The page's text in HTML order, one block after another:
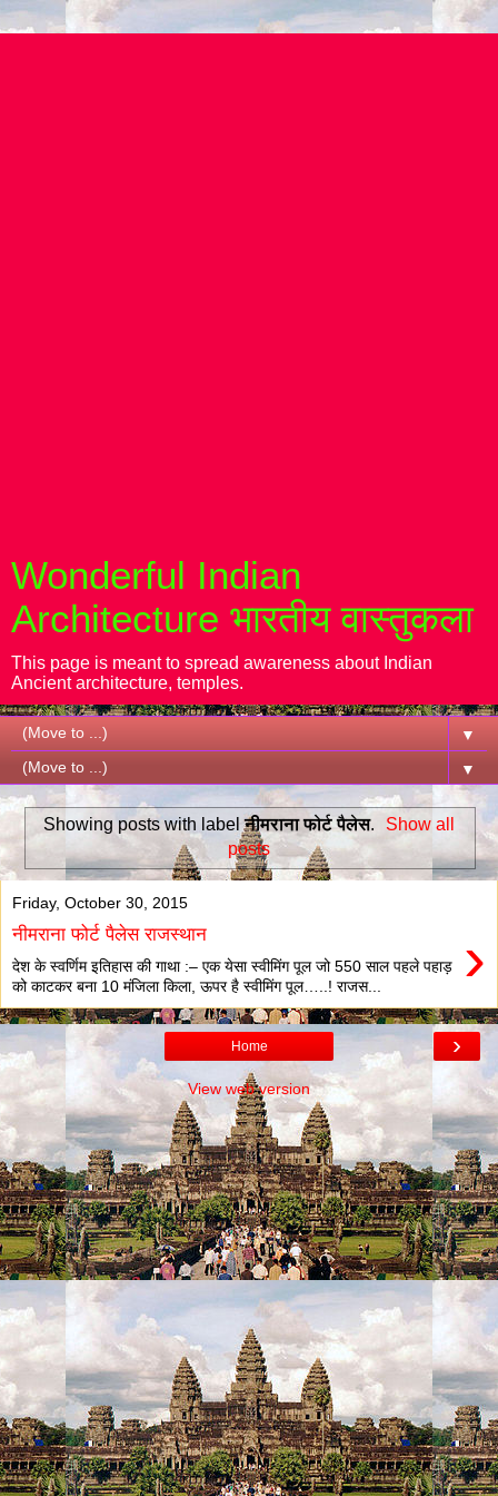
Wonderful Indian
Architecture भारतीय वास्तुकला
This page is meant to spread awareness about Indian
Ancient architecture, temples.
▼
▼
Showing posts with labelनीमराना फोर्ट पैलेस.
Show all
posts
Friday, October 30, 2015
नीमराना फोर्ट पैलेस राजस्थान ›
देश के स्वर्णिम इतिहास की गाथा :– एक येसा स्वीमिंग पूल जो 550 साल पहले पहाड़
को काटकर बना 10 मंजिला किला, ऊपर है स्वीमिंग पूल…..! राजस...
›
Home
View web version